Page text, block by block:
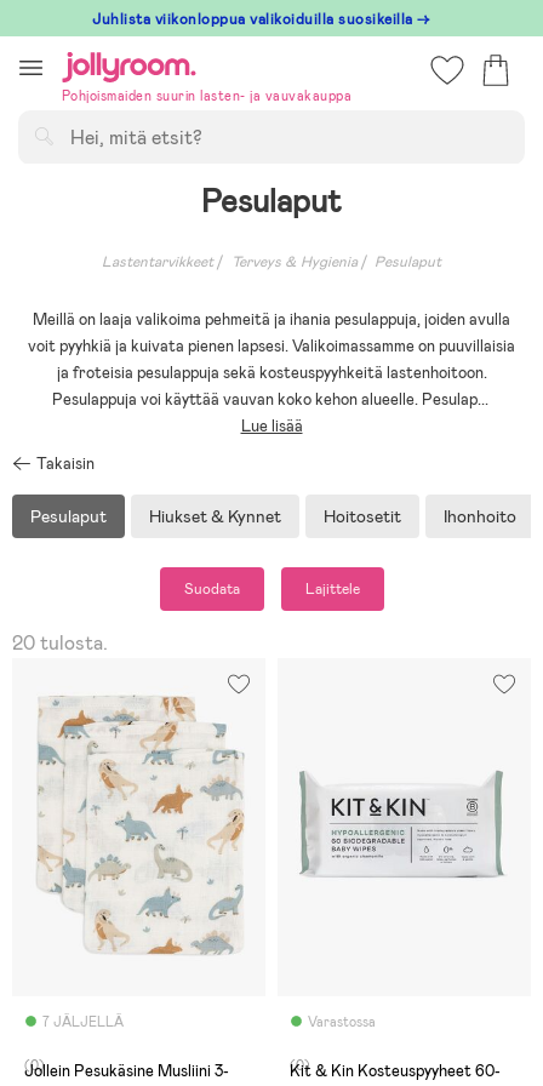
till
innehållet
Juhlista viikonloppua valikoiduilla suosikeilla →
Pohjoismaiden suurin lasten- ja vauvakauppa
Pesulaput
Lastentarvikkeet Terveys & Hygienia Pesulaput
Meillä on laaja valikoima pehmeitä ja ihania pesulappuja, joiden avulla
voit pyyhkiä ja kuivata pienen lapsesi. Valikoimassamme on puuvillaisia
ja froteisia pesulappuja sekä kosteuspyyhkeitä lastenhoitoon.
Pesulappuja voi käyttää vauvan koko kehon alueelle. Pesulap...
Lue lisää
Takaisin
Pesulaput Hiukset & Kynnet Hoitosetit Ihonhoito
Suodata Lajittele
20 tulosta.
7 JÄLJELLÄ
(0)
Jollein Pesukäsine Musliini 3-
Varastossa
(0)
Kit & Kin Kosteuspyyheet 60-